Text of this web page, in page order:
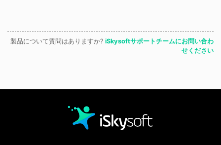
製品について質問はありますか? iSkysoftサポートチームにお問い合わ
せください